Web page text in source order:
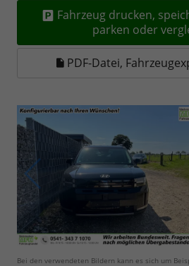
Fahrzeug drucken,
parken oder
PDF-Datei,
Bei den verwendeten Bildern kann es sich um